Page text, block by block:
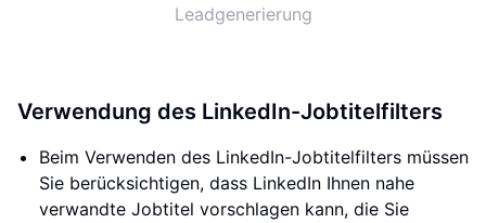
Leadgenerierung
Verwendung des LinkedIn-Jobtitelfilters
Beim Verwenden des LinkedIn-Jobtitelfilters müssen
Sie berücksichtigen, dass LinkedIn Ihnen nahe
verwandte Jobtitel vorschlagen kann, die Sie